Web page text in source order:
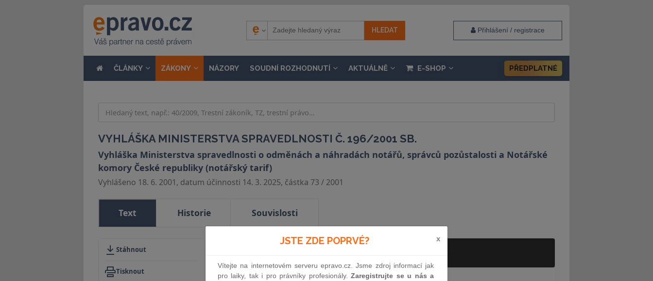
Přihlášení / registrace
ČLÁNKY ZÁKONY NÁZORY SOUDNÍ ROZHODNUTÍ AKTUÁLNĚ E-SHOP PŘEDPLATNÉ
VYHLÁŠKA MINISTERSTVA SPRAVEDLNOSTI Č. 196/2001 SB.
Vyhláška Ministerstva spravedlnosti o odměnách a náhradách notářů, správců pozůstalosti a Notářské
komory České republiky (notářský tarif)
Vyhlášeno 18. 6. 2001, datum účinnosti 14. 3. 2025, částka 73 / 2001
Text Historie Souvislosti
Stáhnout
Tisknout
JSTE ZDE POPRVÉ? x
Vítejte na internetovém serveru epravo.cz. Jsme zdroj informací jak
pro laiky, tak i pro právníky profesionály.Zaregistrujte se u nás a